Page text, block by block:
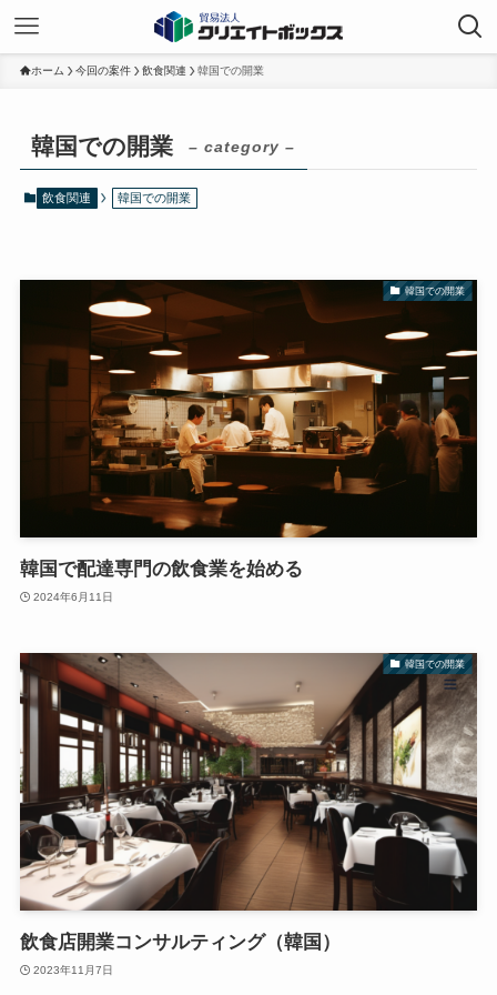
ホーム 今回の案件 飲食関連 韓国での開業
韓国での開業 – category –
飲食関連 韓国での開業
韓国での開業
韓国で配達専門の飲食業を始める
2024年6月11日
韓国での開業
飲食店開業コンサルティング（韓国）
2023年11月7日